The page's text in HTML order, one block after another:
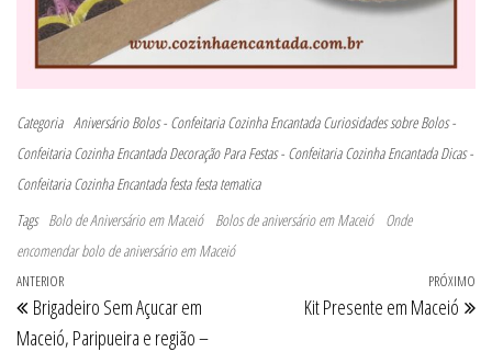
Categoria Aniversário Bolos - Confeitaria Cozinha Encantada Curiosidades sobre Bolos -
Confeitaria Cozinha Encantada Decoração Para Festas - Confeitaria Cozinha Encantada Dicas -
Confeitaria Cozinha Encantada festa festa tematica
Tags Bolo de Aniversário em Maceió Bolos de aniversário em Maceió
Onde
encomendar bolo de aniversário em Maceió
Navegação de Post
Post anterior
ANTERIOR
Brigadeiro Sem Açucar em
Maceió, Paripueira e região –
PRÓXIMO
Kit Presente em Maceió